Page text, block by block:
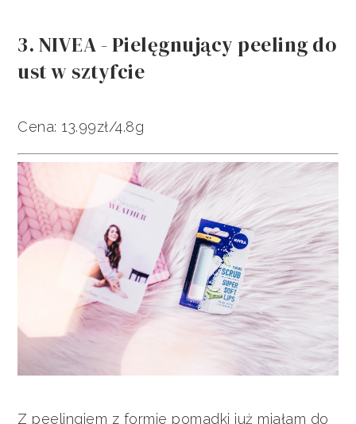
3. NIVEA - Pielęgnujący peeling do
ust w sztyfcie
Cena: 13.99zł/4.8g
Z peelingiem z formie pomadki już miałam do